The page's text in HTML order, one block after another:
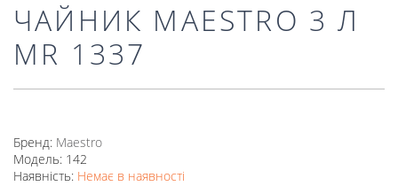
ЧАЙНИК MAESTRO 3 Л
MR 1337
Бренд: Mаеstro
Модель: 142
Наявність: Немає в наявності